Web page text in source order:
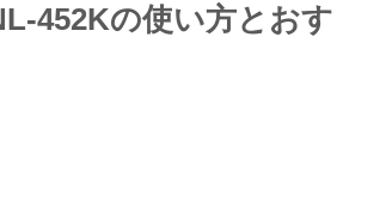
452Kの使い方とおす